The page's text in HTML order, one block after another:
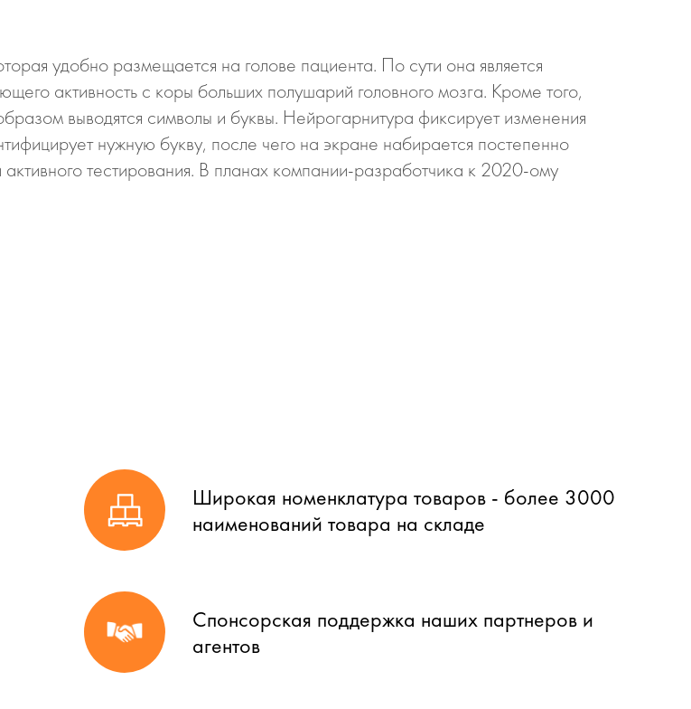
удобно размещается на голове пациента. По сути она является
активность с коры больших полушарий головного мозга. Кроме того,
выводятся символы и буквы. Нейрогарнитура фиксирует изменения
нужную букву, после чего на экране набирается постепенно
тестирования. В планах компании-разработчика к 2020-ому
Широкая номенклатура товаров - более 3000
наименований товара на складе
Спонсорская поддержка наших партнеров и
агентов